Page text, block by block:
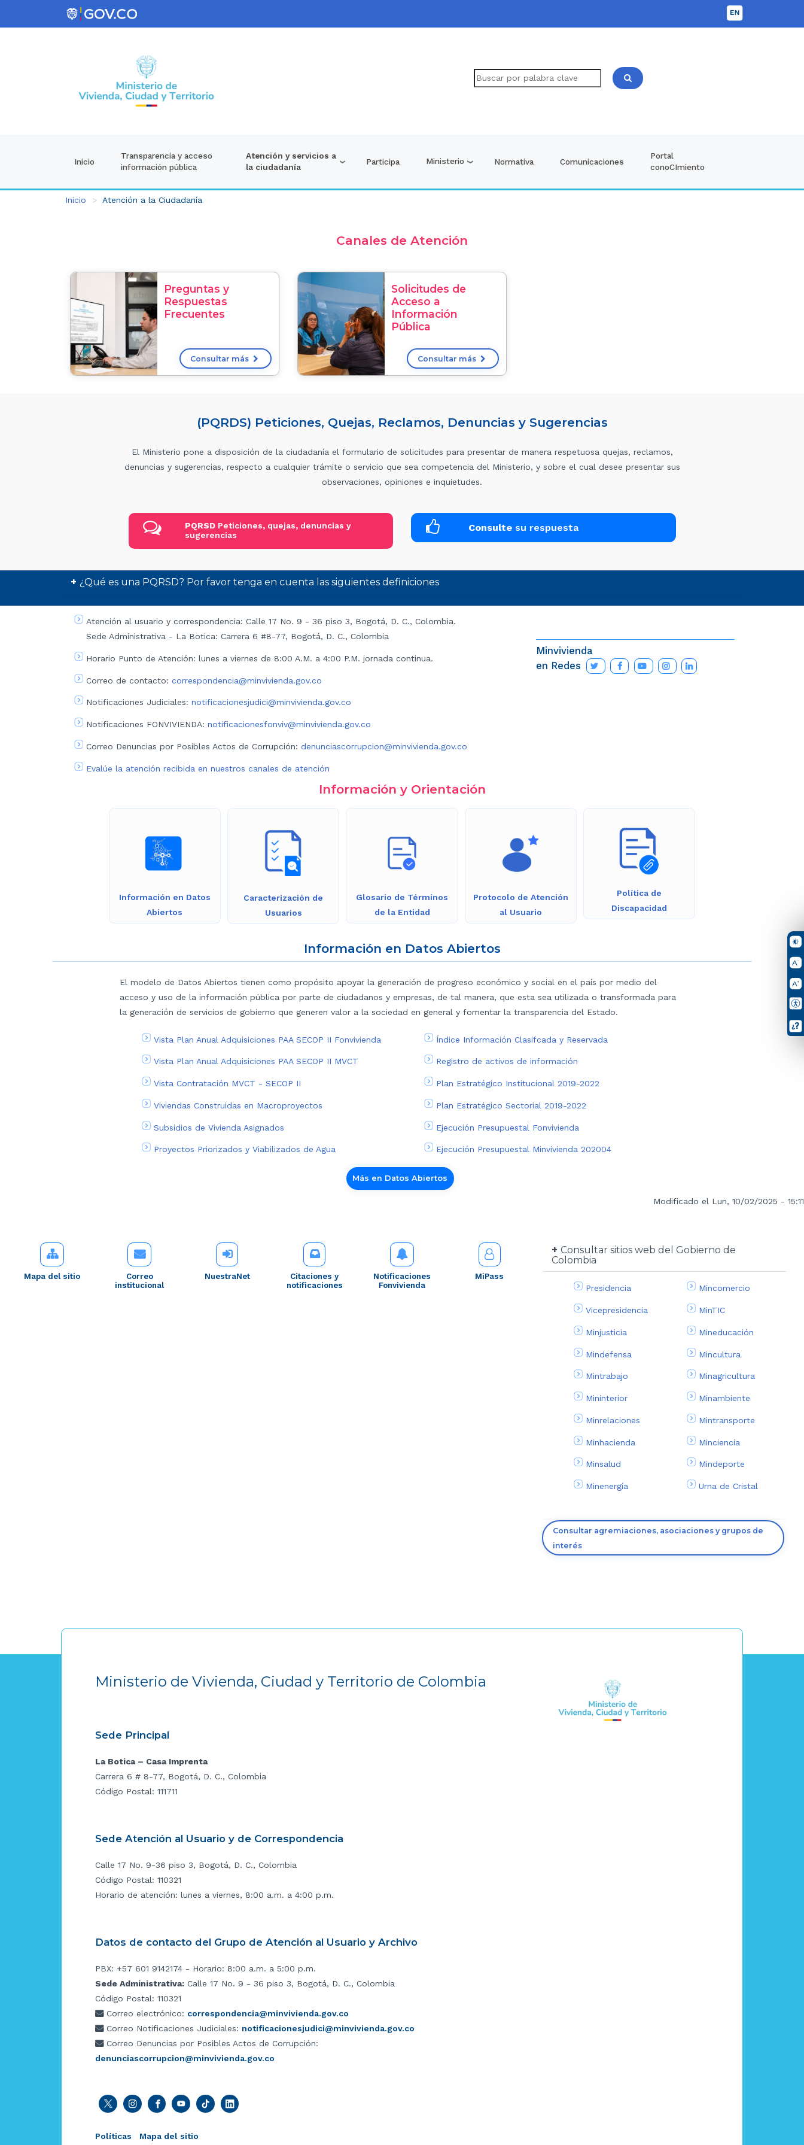
Inicio
Transparencia y acceso
información pública
Atención y servicios a
la ciudadanía
Participa Ministerio Normativa Comunicaciones
Portal
conoCImiento
Inicio Atención a la Ciudadanía
a
Ciudadanía
Canales de Atención
Preguntas y
Respuestas
Frecuentes
Consultar más
Solicitudes de
Acceso a
Información
Pública
Consultar más
(PQRDS) Peticiones, Quejas, Reclamos, Denuncias y Sugerencias
El Ministerio pone a disposición de la ciudadanía el formulario de solicitudes para presentar de manera respetuosa quejas, reclamos,
denuncias y sugerencias, respecto a cualquier trámite o servicio que sea competencia del Ministerio, y sobre el cual desee presentar sus
observaciones, opiniones e inquietudes.
PQRSD Peticiones, quejas, denuncias y
sugerencias
Consultesu respuesta
¿Qué es una PQRSD? Por favor tenga en cuenta las siguientes definiciones
Atención al usuario y correspondencia: Calle 17 No. 9 - 36 piso 3, Bogotá, D. C., Colombia.
Sede Administrativa - La Botica: Carrera 6 #8-77, Bogotá, D. C., Colombia
Horario Punto de Atención: lunes a viernes de 8:00 A.M. a 4:00 P.M. jornada continua.
Correo de contacto: correspondencia@minvivienda.gov.co
Notificaciones Judiciales: notificacionesjudici@minvivienda.gov.co
Notificaciones FONVIVIENDA: notificacionesfonviv@minvivienda.gov.co
Correo Denuncias por Posibles Actos de Corrupción: denunciascorrupcion@minvivienda.gov.co
Evalúe la atención recibida en nuestros canales de atención
Minvivienda
en Redes
Información y Orientación
Información en Datos
Abiertos
Caracterización de
Usuarios
Glosario de Términos
de la Entidad
Protocolo de Atención
al Usuario
Política de
Discapacidad
Información en Datos Abiertos
El modelo de Datos Abiertos tienen como propósito apoyar la generación de progreso económico y social en el país por medio del
acceso y uso de la información pública por parte de ciudadanos y empresas, de tal manera, que esta sea utilizada o transformada para
la generación de servicios de gobierno que generen valor a la sociedad en general y fomentar la transparencia del Estado.
Vista Plan Anual Adquisiciones PAA SECOP II Fonvivienda
Vista Plan Anual Adquisiciones PAA SECOP II MVCT
Vista Contratación MVCT - SECOP II
Viviendas Construidas en Macroproyectos
Subsidios de Vivienda Asignados
Proyectos Priorizados y Viabilizados de Agua
Índice Información Clasifcada y Reservada
Registro de activos de información
Plan Estratégico Institucional 2019-2022
Plan Estratégico Sectorial 2019-2022
Ejecución Presupuestal Fonvivienda
Ejecución Presupuestal Minvivienda 202004
Más en Datos Abiertos
Modificado el Lun, 10/02/2025 - 15:11
Mapa del sitio
Correo
institucional
NuestraNet
Citaciones y
notificaciones
Notificaciones
Fonvivienda
MiPass
Consultar sitios web del Gobierno de
Colombia
Presidencia
Vicepresidencia
Minjusticia
Mindefensa
Mintrabajo
Mininterior
Minrelaciones
Minhacienda
Minsalud
Minenergía
Mincomercio
MinTIC
Mineducación
Mincultura
Minagricultura
Minambiente
Mintransporte
Minciencia
Mindeporte
Urna de Cristal
Consultar agremiaciones, asociaciones y grupos de
interés
Ministerio de Vivienda, Ciudad y Territorio de Colombia
Sede Principal
La Botica – Casa Imprenta
Carrera 6 # 8-77, Bogotá, D. C., Colombia
Código Postal: 111711
Sede Atención al Usuario y de Correspondencia
Calle 17 No. 9-36 piso 3, Bogotá, D. C., Colombia
Código Postal: 110321
Horario de atención: lunes a viernes, 8:00 a.m. a 4:00 p.m.
Datos de contacto del Grupo de Atención al Usuario y Archivo
PBX: +57 601 9142174 - Horario: 8:00 a.m. a 5:00 p.m.
Sede Administrativa: Calle 17 No. 9 - 36 piso 3, Bogotá, D. C., Colombia
Código Postal: 110321
Correo electrónico: correspondencia@minvivienda.gov.co
Correo Notificaciones Judiciales: notificacionesjudici@minvivienda.gov.co
Correo Denuncias por Posibles Actos de Corrupción:
denunciascorrupcion@minvivienda.gov.co
Políticas Mapa del sitio